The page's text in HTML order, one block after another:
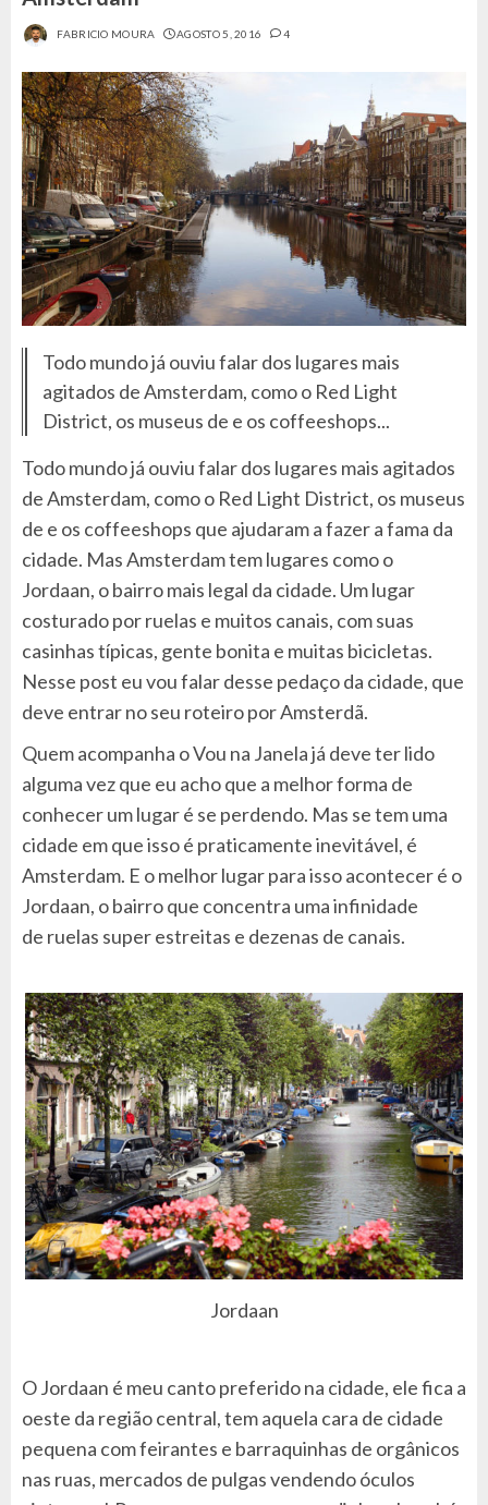
FABRICIO MOURA AGOSTO 5, 2016 4
Todo mundo já ouviu falar dos lugares mais
agitados de Amsterdam, como o Red Light
District, os museus de e os coffeeshops...
Todo mundo já ouviu falar dos lugares mais agitados
de Amsterdam, como o Red Light District, os museus
de e os coffeeshops que ajudaram a fazer a fama da
cidade. Mas Amsterdam tem lugares como o
Jordaan, o bairro mais legal da cidade. Um lugar
costurado por ruelas e muitos canais, com suas
casinhas típicas, gente bonita e muitas bicicletas.
Nesse post eu vou falar desse pedaço da cidade, que
deve entrar no seu roteiro por Amsterdã.
Quem acompanha o Vou na Janela já deve ter lido
alguma vez que eu acho que a melhor forma de
conhecer um lugar é se perdendo. Mas se tem uma
cidade em que isso é praticamente inevitável, é
Amsterdam. E o melhor lugar para isso acontecer é o
Jordaan, o bairro que concentra uma infinidade
de ruelas super estreitas e dezenas de canais.
Jordaan
O Jordaan é meu canto preferido na cidade, ele fica a
oeste da região central, tem aquela cara de cidade
pequena com feirantes e barraquinhas de orgânicos
nas ruas, mercados de pulgas vendendo óculos